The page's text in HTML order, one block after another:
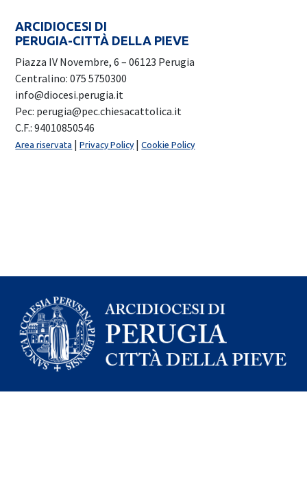
ARCIDIOCESI DI
PERUGIA-CITTÀ DELLA PIEVE
Piazza IV Novembre, 6 – 06123 Perugia
Centralino: 075 5750300
info@diocesi.perugia.it
Pec: perugia@pec.chiesacattolica.it
C.F.: 94010850546
Area riservata |Privacy Policy |Cookie Policy